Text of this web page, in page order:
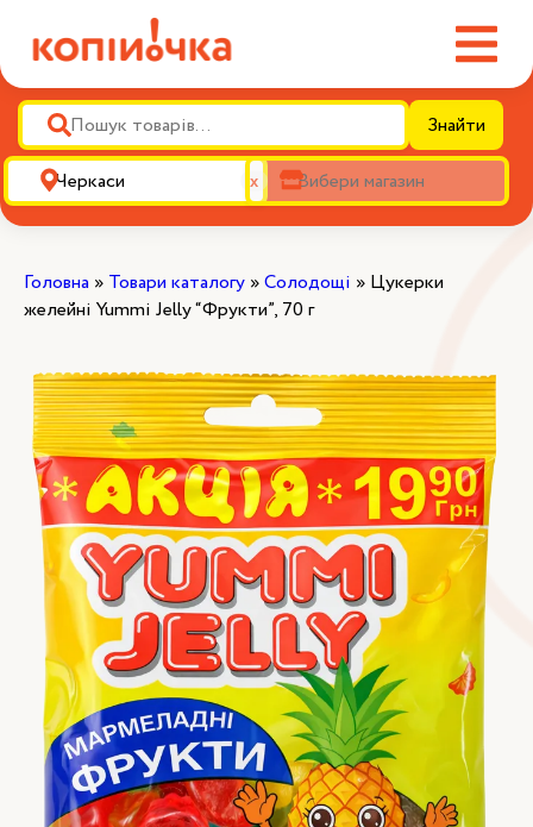
Знайти
х
Головна » Товари каталогу »Солодощі » Цукерки
желейні Yummi Jelly “Фрукти”, 70 г